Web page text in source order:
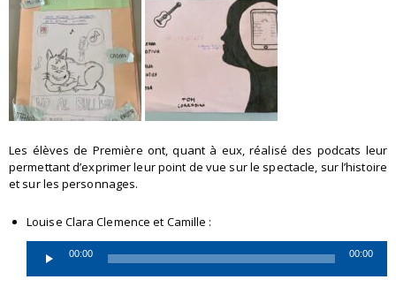
Les élèves de Première ont, quant à eux, réalisé des podcats leur
permettant d’exprimer leur point de vue sur le spectacle, sur l’histoire
et sur les personnages.
Louise Clara Clemence et Camille :
audio
00:00 00:00